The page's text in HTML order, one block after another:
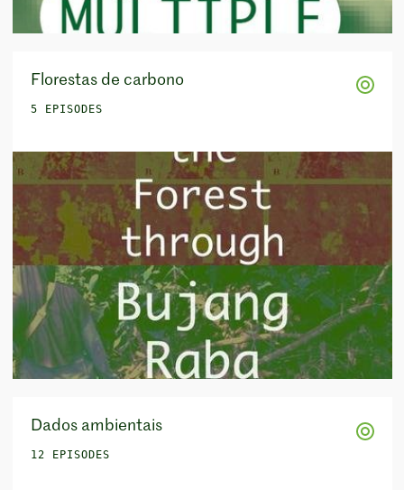
Florestas de carbono
5 EPISODES
Dados ambientais
12 EPISODES